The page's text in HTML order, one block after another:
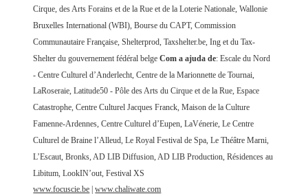
Cirque, des Arts Forains et de la Rue et de la Loterie Nationale, Wallonie
Bruxelles International (WBI), Bourse du CAPT, Commission
Communautaire Française, Shelterprod, Taxshelter.be, Ing et du Tax-
Shelter du gouvernement fédéral belgeCom a ajuda de: Escale du Nord
- Centre Culturel d’Anderlecht, Centre de la Marionnette de Tournai,
LaRoseraie, Latitude50 - Pôle des Arts du Cirque et de la Rue, Espace
Catastrophe, Centre Culturel Jacques Franck, Maison de la Culture
Famenne-Ardennes, Centre Culturel d’Eupen, LaVénerie, Le Centre
Culturel de Braine l’Alleud, Le Royal Festival de Spa, Le Théâtre Marni,
L’Escaut, Bronks, AD LIB Diffusion, AD LIB Production, Résidences au
Libitum, LookIN’out, Festival XS
www.focuscie.be |www.chaliwate.com